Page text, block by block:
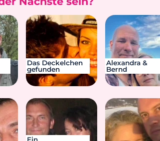
Das Deckelchen
gefunden
Alexandra &
Bernd
Ein